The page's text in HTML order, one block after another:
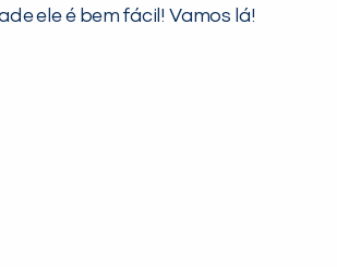
ele é bem fácil! Vamos lá!